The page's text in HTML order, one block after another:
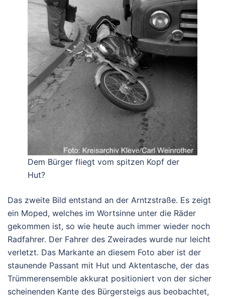
Dem Bürger fliegt vom spitzen Kopf der
Hut?
Das zweite Bild entstand an der Arntzstraße. Es zeigt
ein Moped, welches im Wortsinne unter die Räder
gekommen ist, so wie heute auch immer wieder noch
Radfahrer. Der Fahrer des Zweirades wurde nur leicht
verletzt. Das Markante an diesem Foto aber ist der
staunende Passant mit Hut und Aktentasche, der das
Trümmerensemble akkurat positioniert von der sicher
scheinenden Kante des Bürgersteigs aus beobachtet,